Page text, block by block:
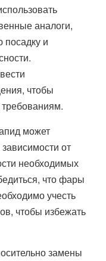
аналоги,
посадку и
чтобы
требованиям.
может
от
необходимых
что фары
учесть
чтобы избежать
замены